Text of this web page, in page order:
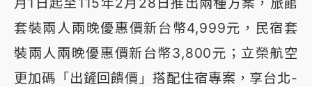
套裝兩人兩晚優惠價新台幣4,999元，民宿套
裝兩人兩晚優惠價新台幣3,800元；立榮航空
更加碼「出鏟回饋價」搭配住宿專案，享台北-